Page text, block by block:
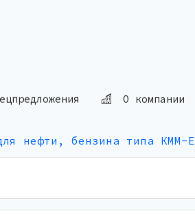
О компании
нефти, бензина типа КММ-Е